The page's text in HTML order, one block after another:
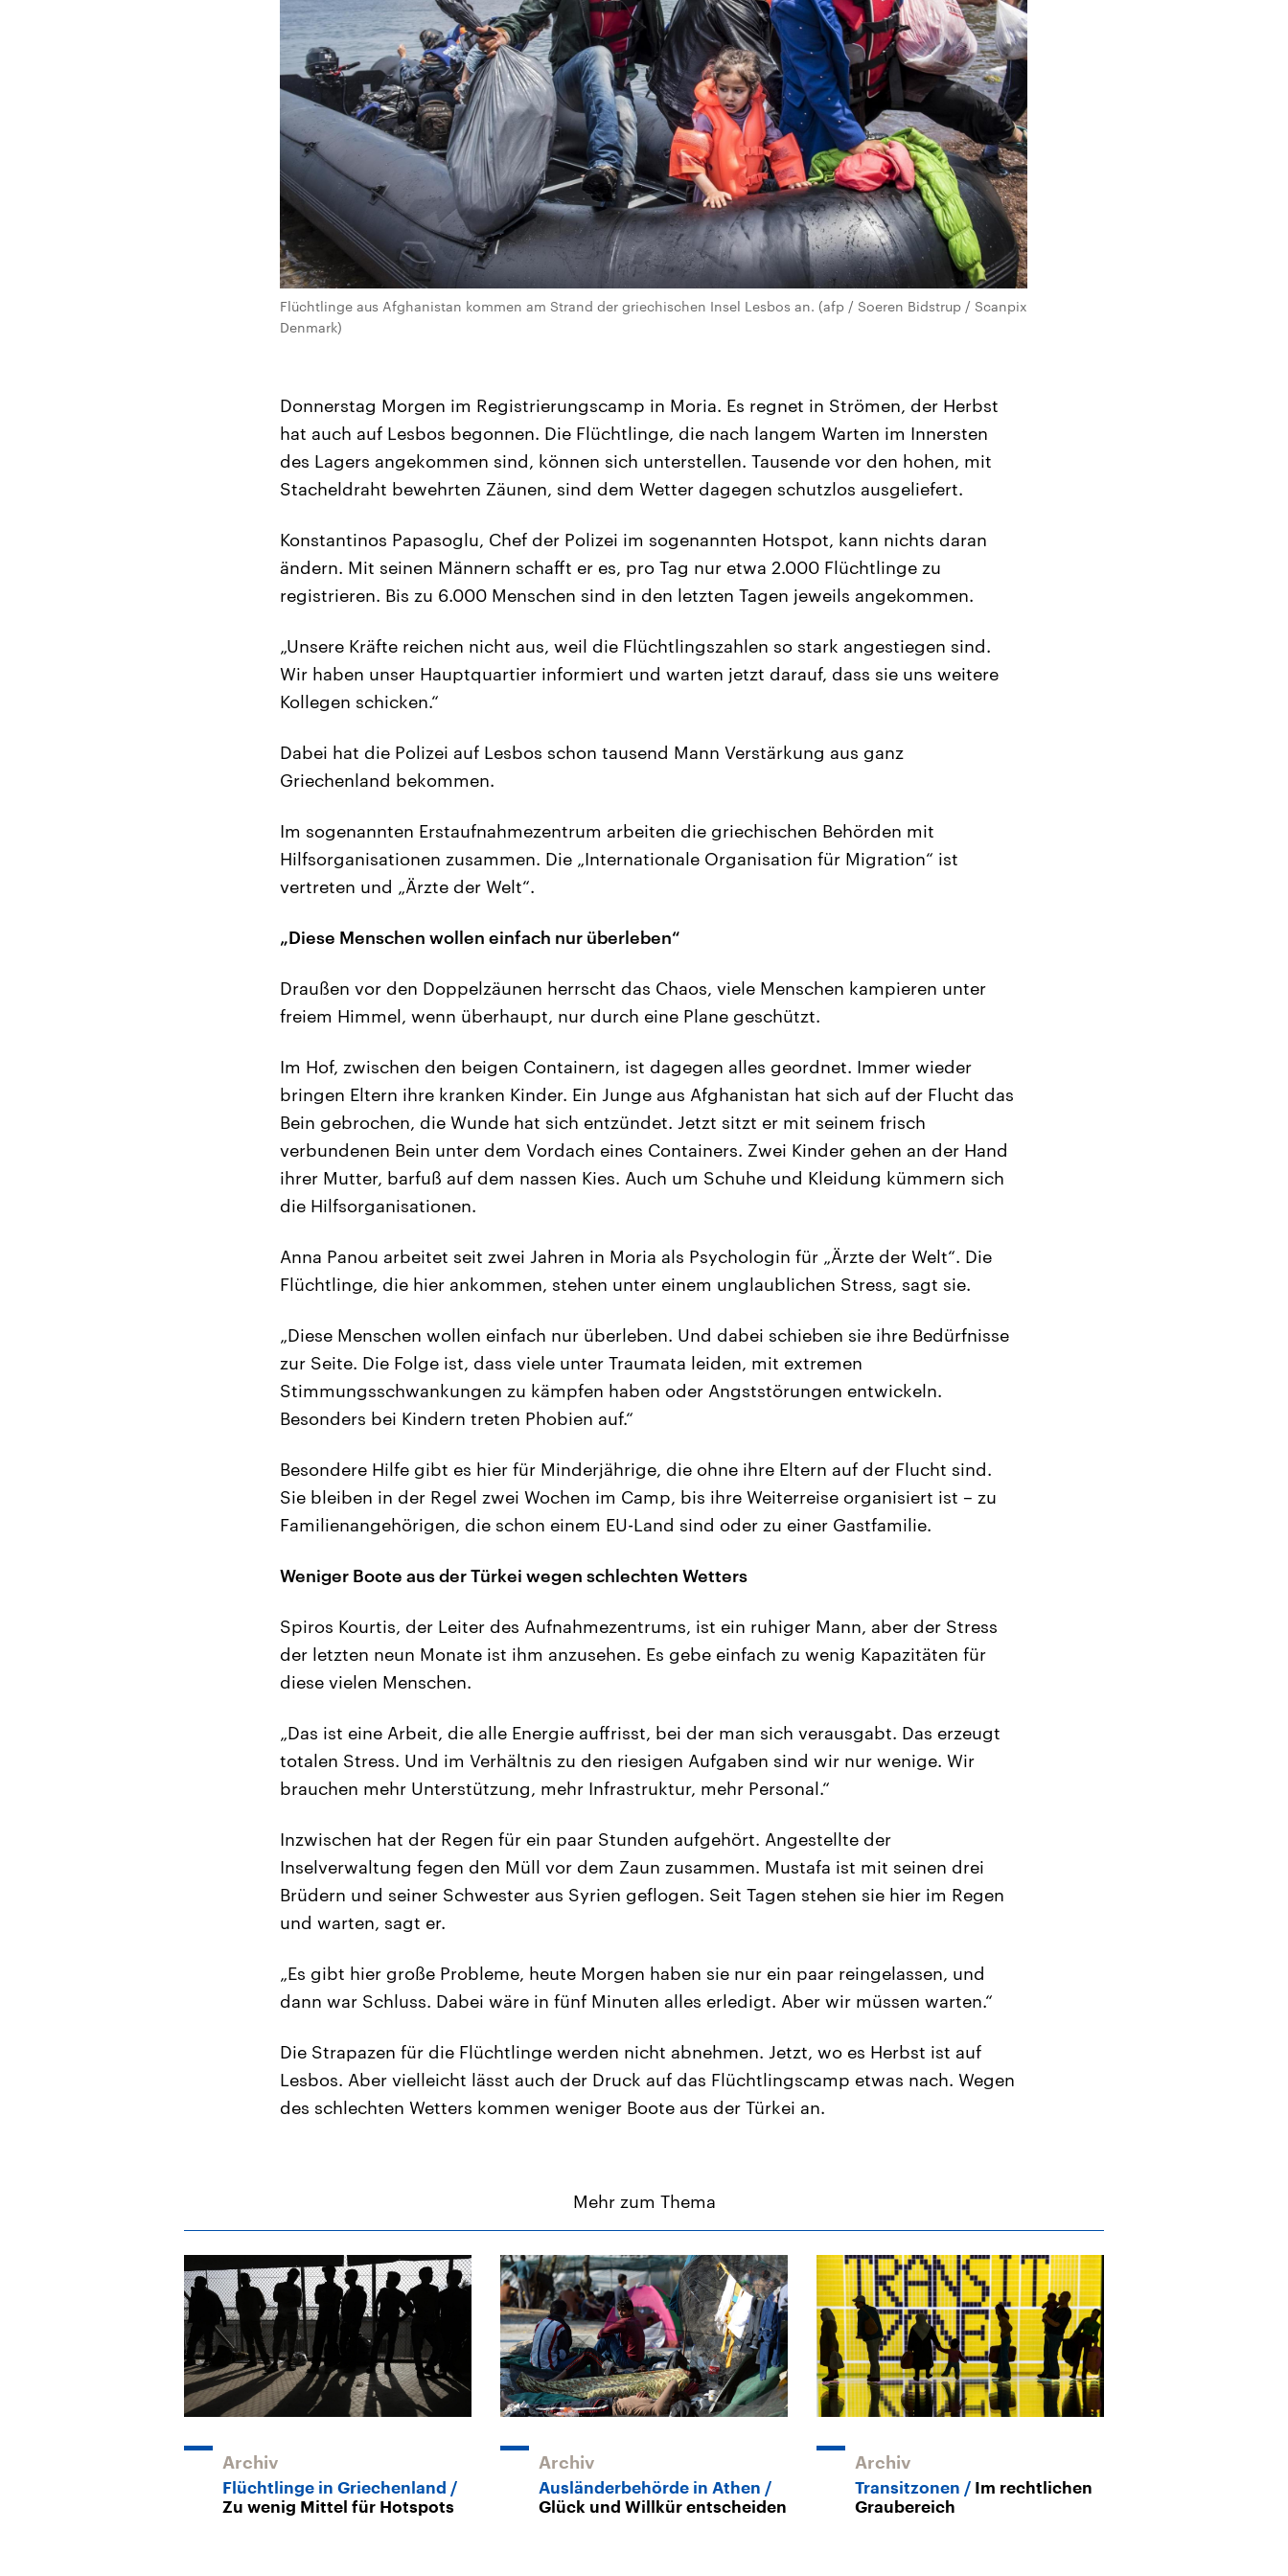
Flüchtlinge aus Afghanistan kommen am Strand der griechischen Insel Lesbos an. (afp / Soeren Bidstrup / Scanpix
Denmark)
Donnerstag Morgen im Registrierungscamp in Moria. Es regnet in Strömen, der Herbst
hat auch auf Lesbos begonnen. Die Flüchtlinge, die nach langem Warten im Innersten
des Lagers angekommen sind, können sich unterstellen. Tausende vor den hohen, mit
Stacheldraht bewehrten Zäunen, sind dem Wetter dagegen schutzlos ausgeliefert.
Konstantinos Papasoglu, Chef der Polizei im sogenannten Hotspot, kann nichts daran
ändern. Mit seinen Männern schafft er es, pro Tag nur etwa 2.000 Flüchtlinge zu
registrieren. Bis zu 6.000 Menschen sind in den letzten Tagen jeweils angekommen.
„Unsere Kräfte reichen nicht aus, weil die Flüchtlingszahlen so stark angestiegen sind.
Wir haben unser Hauptquartier informiert und warten jetzt darauf, dass sie uns weitere
Kollegen schicken.“
Dabei hat die Polizei auf Lesbos schon tausend Mann Verstärkung aus ganz
Griechenland bekommen.
Im sogenannten Erstaufnahmezentrum arbeiten die griechischen Behörden mit
Hilfsorganisationen zusammen. Die „Internationale Organisation für Migration“ ist
vertreten und „Ärzte der Welt“.
„Diese Menschen wollen einfach nur überleben“
Draußen vor den Doppelzäunen herrscht das Chaos, viele Menschen kampieren unter
freiem Himmel, wenn überhaupt, nur durch eine Plane geschützt.
Im Hof, zwischen den beigen Containern, ist dagegen alles geordnet. Immer wieder
bringen Eltern ihre kranken Kinder. Ein Junge aus Afghanistan hat sich auf der Flucht das
Bein gebrochen, die Wunde hat sich entzündet. Jetzt sitzt er mit seinem frisch
verbundenen Bein unter dem Vordach eines Containers. Zwei Kinder gehen an der Hand
ihrer Mutter, barfuß auf dem nassen Kies. Auch um Schuhe und Kleidung kümmern sich
die Hilfsorganisationen.
Anna Panou arbeitet seit zwei Jahren in Moria als Psychologin für „Ärzte der Welt“. Die
Flüchtlinge, die hier ankommen, stehen unter einem unglaublichen Stress, sagt sie.
„Diese Menschen wollen einfach nur überleben. Und dabei schieben sie ihre Bedürfnisse
zur Seite. Die Folge ist, dass viele unter Traumata leiden, mit extremen
Stimmungsschwankungen zu kämpfen haben oder Angststörungen entwickeln.
Besonders bei Kindern treten Phobien auf.“
Besondere Hilfe gibt es hier für Minderjährige, die ohne ihre Eltern auf der Flucht sind.
Sie bleiben in der Regel zwei Wochen im Camp, bis ihre Weiterreise organisiert ist – zu
Familienangehörigen, die schon einem EU-Land sind oder zu einer Gastfamilie.
Weniger Boote aus der Türkei wegen schlechten Wetters
Spiros Kourtis, der Leiter des Aufnahmezentrums, ist ein ruhiger Mann, aber der Stress
der letzten neun Monate ist ihm anzusehen. Es gebe einfach zu wenig Kapazitäten für
diese vielen Menschen.
„Das ist eine Arbeit, die alle Energie auffrisst, bei der man sich verausgabt. Das erzeugt
totalen Stress. Und im Verhältnis zu den riesigen Aufgaben sind wir nur wenige. Wir
brauchen mehr Unterstützung, mehr Infrastruktur, mehr Personal.“
Inzwischen hat der Regen für ein paar Stunden aufgehört. Angestellte der
Inselverwaltung fegen den Müll vor dem Zaun zusammen. Mustafa ist mit seinen drei
Brüdern und seiner Schwester aus Syrien geflogen. Seit Tagen stehen sie hier im Regen
und warten, sagt er.
„Es gibt hier große Probleme, heute Morgen haben sie nur ein paar reingelassen, und
dann war Schluss. Dabei wäre in fünf Minuten alles erledigt. Aber wir müssen warten.“
Die Strapazen für die Flüchtlinge werden nicht abnehmen. Jetzt, wo es Herbst ist auf
Lesbos. Aber vielleicht lässt auch der Druck auf das Flüchtlingscamp etwas nach. Wegen
des schlechten Wetters kommen weniger Boote aus der Türkei an.
Mehr zum Thema
Archiv
Flüchtlinge in Griechenland
Zu wenig Mittel für Hotspots
Archiv
Ausländerbehörde in Athen
Glück und Willkür entscheiden
Archiv
Transitzonen
Im rechtlichen
Graubereich